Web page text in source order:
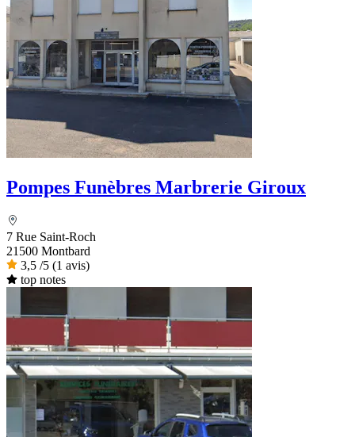
Pompes Funèbres Marbrerie Giroux
7 Rue Saint-Roch
21500 Montbard
3,5 /5 (1 avis)
top notes